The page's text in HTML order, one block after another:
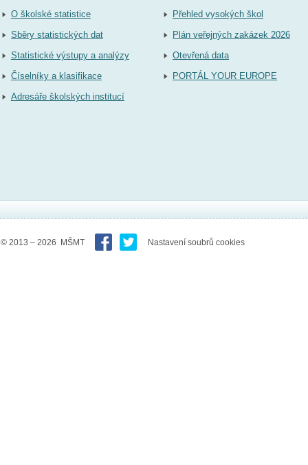
O školské statistice
Sběry statistických dat
Statistické výstupy a analýzy
Číselníky a klasifikace
Adresáře školských institucí
Přehled vysokých škol
Plán veřejných zakázek 2026
Otevřená data
PORTÁL YOUR EUROPE
© 2013 – 2026 MŠMT Nastavení soubrů cookies